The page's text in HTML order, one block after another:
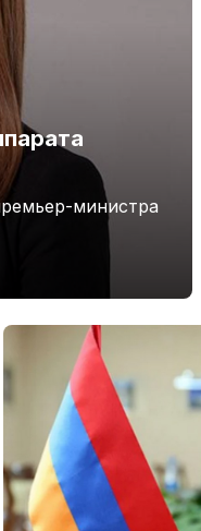
министра